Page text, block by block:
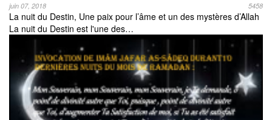
juin 07, 2018 5458
La nuit du Destin, Une paix pour l’âme et un des mystères d’Allah
La nuit du Destin est l'une des…